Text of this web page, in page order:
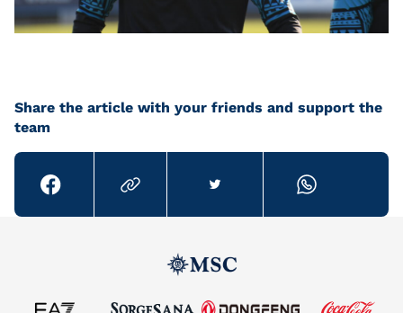
Share the article with your friends and support the
team